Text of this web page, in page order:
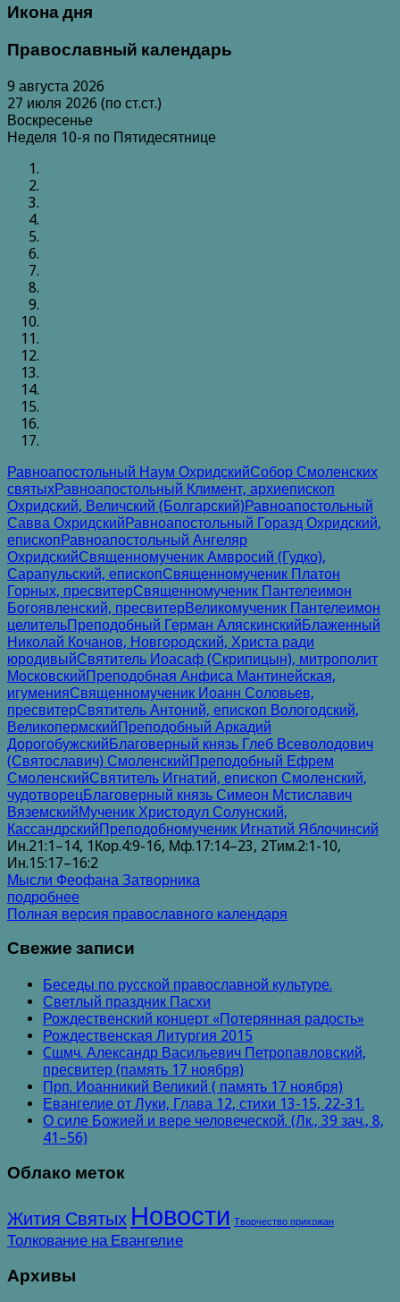
Икона дня
Православный календарь
9 августа 2026
27 июля 2026 (по ст.ст.)
Воскресенье
Неделя 10-я по Пятидесятнице
Равноапостольный Наум ОхридскийСобор Смоленских
святыхРавноапостольный Климент, архиепископ
Охридский, Величский (Болгарский)Равноапостольный
Савва ОхридскийРавноапостольный Горазд Охридский,
епископРавноапостольный Ангеляр
ОхридскийСвященномученик Амвросий (Гудко),
Сарапульский, епископСвященномученик Платон
Горных, пресвитерСвященномученик Пантелеимон
Богоявленский, пресвитерВеликомученик Пантелеимон
целительПреподобный Герман АляскинскийБлаженный
Николай Кочанов, Новгородский, Христа ради
юродивыйСвятитель Иоасаф (Скрипицын), митрополит
МосковскийПреподобная Анфиса Мантинейская,
игуменияСвященномученик Иоанн Соловьев,
пресвитерСвятитель Антоний, епископ Вологодский,
ВеликопермскийПреподобный Аркадий
ДорогобужскийБлаговерный князь Глеб Всеволодович
(Святославич) СмоленскийПреподобный Ефрем
СмоленскийСвятитель Игнатий, епископ Смоленский,
чудотворецБлаговерный князь Симеон Мстиславич
ВяземскийМученик Христодул Солунский,
КассандрскийПреподобномученик Игнатий Яблочинсий
Ин.21:1–14, 1Кор.4:9-16, Мф.17:14–23, 2Тим.2:1-10,
Ин.15:17–16:2
Мысли Феофана Затворника
подробнее
Полная версия православного календаря
Свежие записи
Беседы по русской православной культуре.
Светлый праздник Пасхи
Рождественский концерт «Потерянная радость»
Рождественская Литургия 2015
Cщмч. Александр Васильевич Петропавловский,
пресвитер (память 17 ноября)
Прп. Иоанникий Великий ( память 17 ноября)
Евангелие от Луки, Глава 12, стихи 13-15, 22-31.
О силе Божией и вере человеческой. (Лк., 39 зач., 8,
41–56)
Облако меток
Жития Святых Новости Творчество прихожан
Толкование на Евангелие
Архивы